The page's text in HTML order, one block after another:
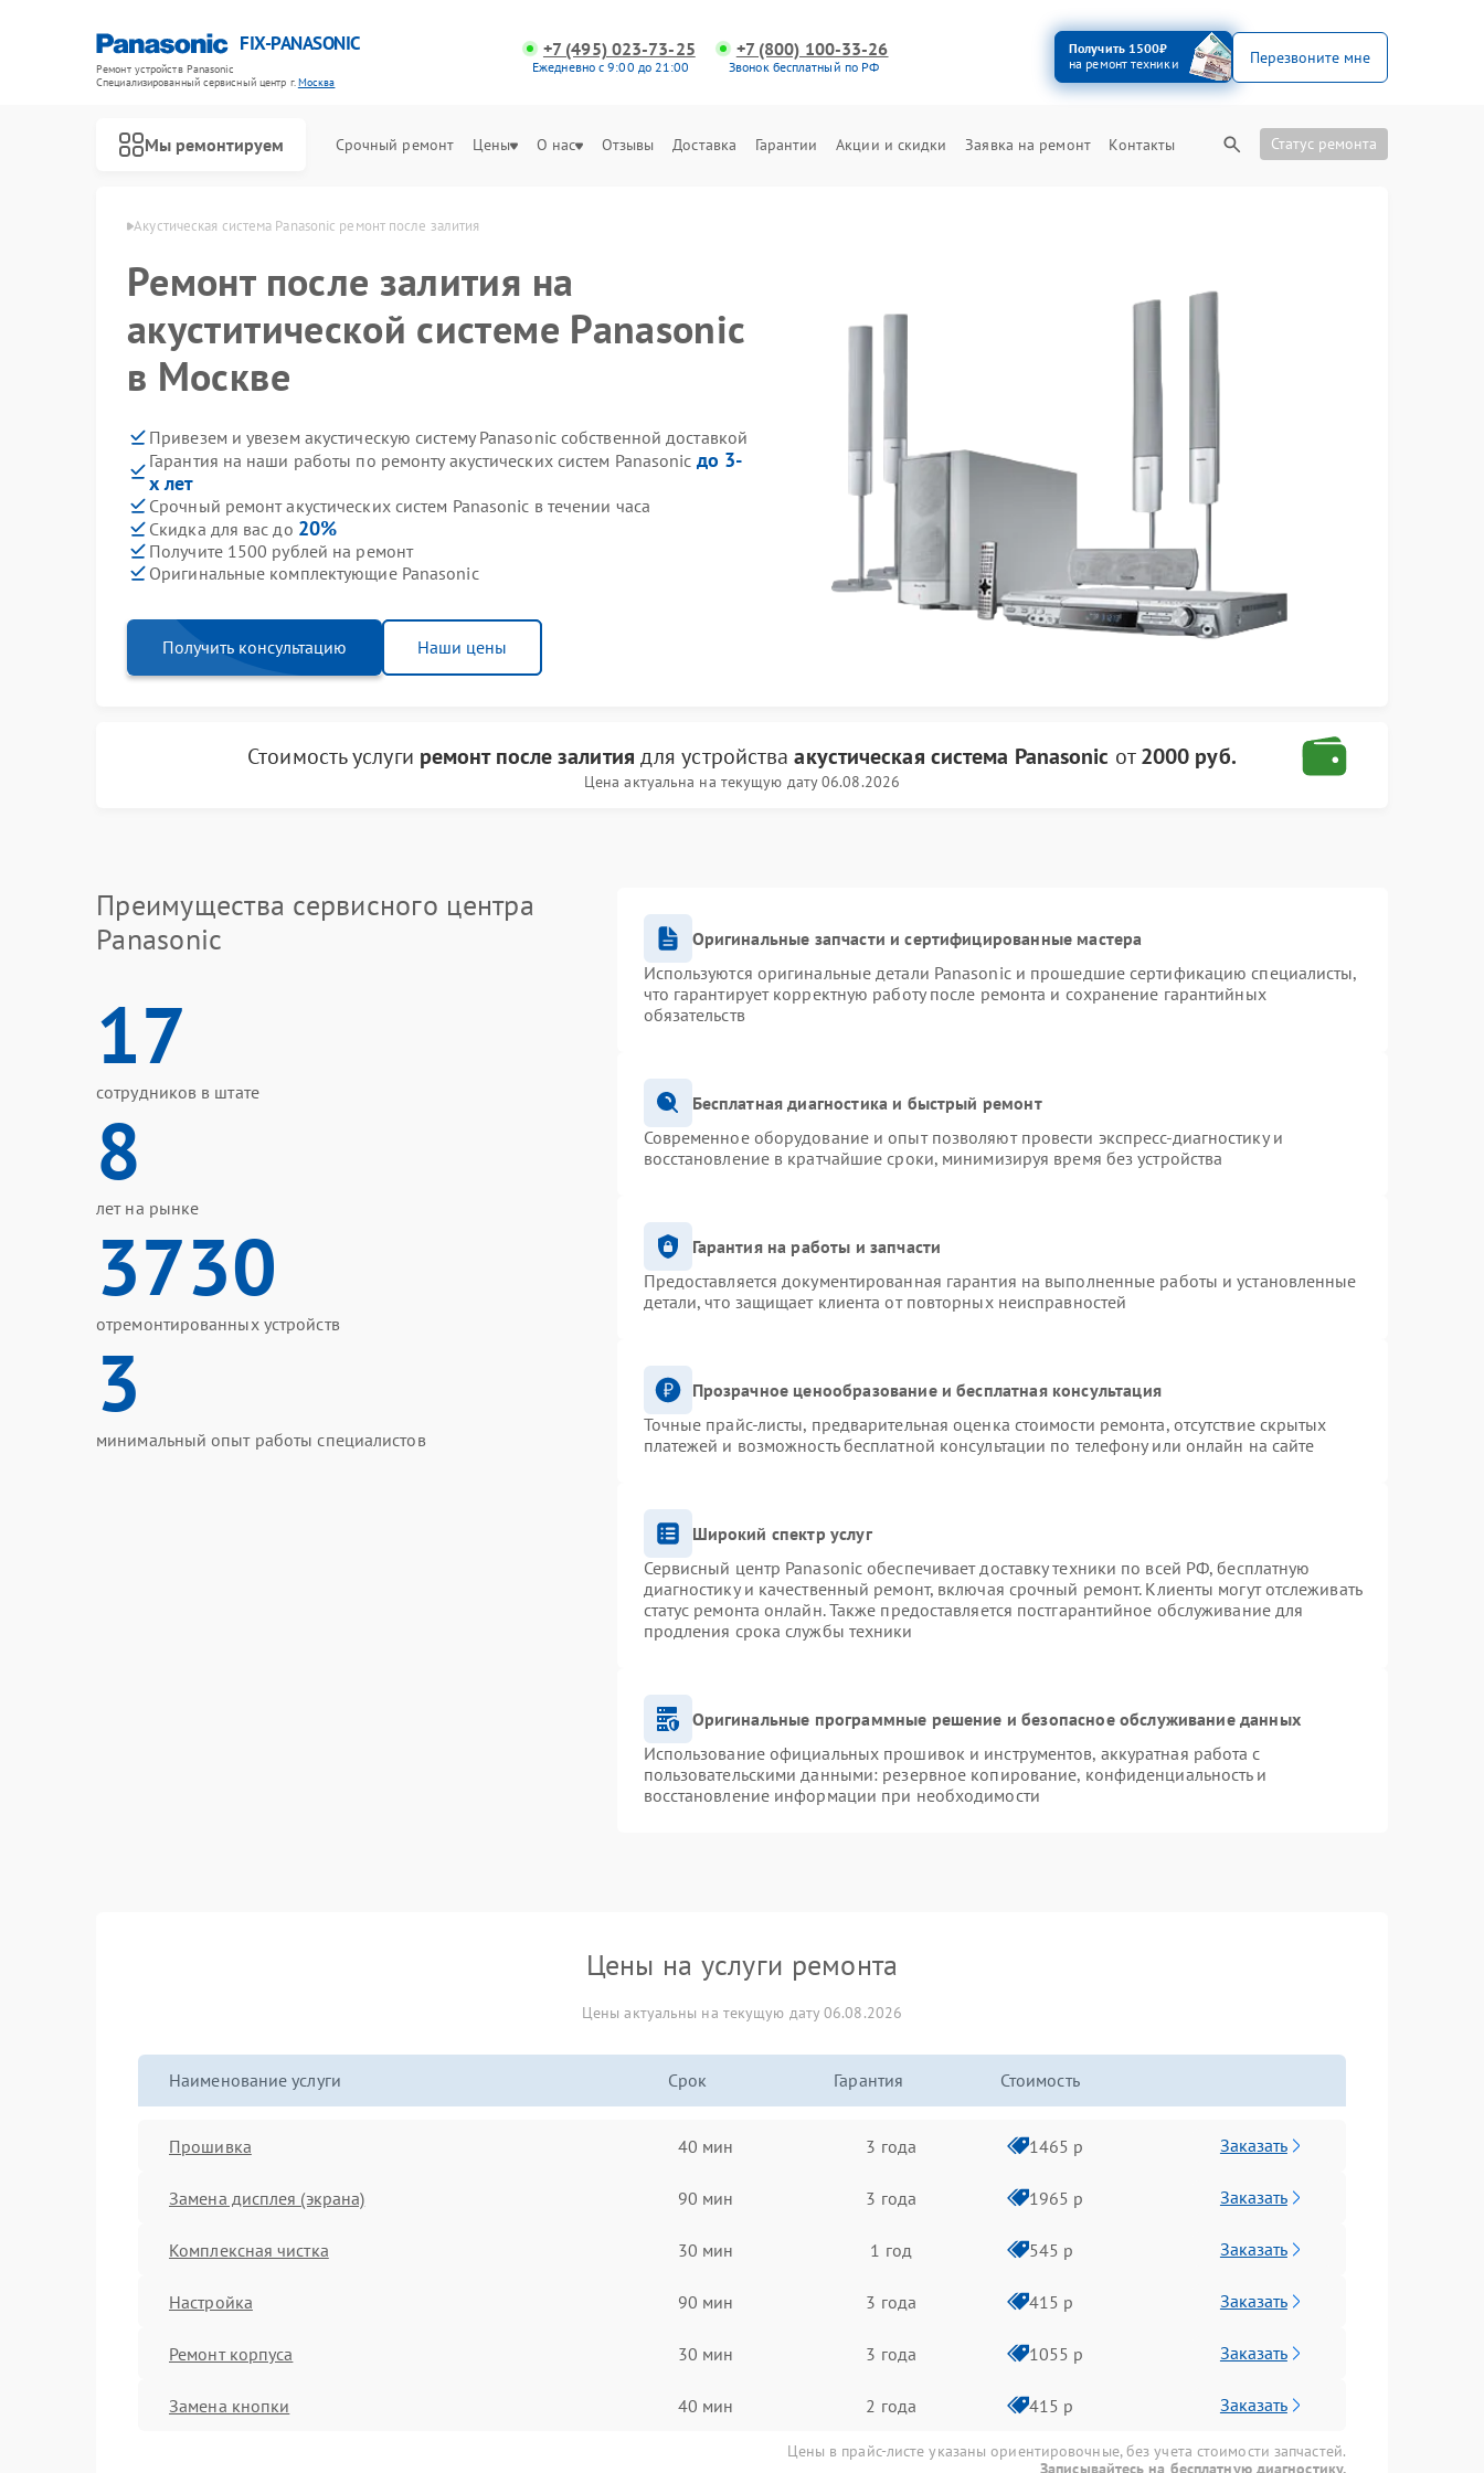
FIX-PANASONIC
Ремонт устройств Panasonic
Специализированный cервисный центр г.Москва
+7 (495) 023-73-25
Ежедневно с 9:00 до 21:00
+7 (800) 100-33-26
Звонок бесплатный по РФ
Получить 1500₽
на ремонт техники
Перезвоните мне
Мы ремонтируем Срочный ремонт Цены О нас Отзывы Доставка Гарантии Акции и скидки Заявка на ремонт Контакты Статус ремонта
Panasonic в Москве Акустическая система Panasonic ремонт после залития
Ремонт после залития на
акуститической системе Panasonic
в Москве
Привезем и увезем акустическую систему Panasonic собственной доставкой
Гарантия на наши работы по ремонту акустических систем Panasonic до 3-
х лет
Срочный ремонт акустических систем Panasonic в течении часа
Скидка для вас до 20%
Получите 1500 рублей на ремонт
Оригинальные комплектующие Panasonic
Получить консультацию Наши цены
Стоимость услуги ремонт после залития для устройстваакустическая система Panasonic от2000 руб.
Цена актуальна на текущую дату 06.08.2026
Преимущества сервисного центра
Panasonic
17
сотрудников в штате
8
лет на рынке
3730
отремонтированных устройств
3
минимальный опыт работы специалистов
Оригинальные запчасти и сертифицированные мастера
Используются оригинальные детали Panasonic и прошедшие сертификацию специалисты,
что гарантирует корректную работу после ремонта и сохранение гарантийных
обязательств
Бесплатная диагностика и быстрый ремонт
Современное оборудование и опыт позволяют провести экспресс-диагностику и
восстановление в кратчайшие сроки, минимизируя время без устройства
Гарантия на работы и запчасти
Предоставляется документированная гарантия на выполненные работы и установленные
детали, что защищает клиента от повторных неисправностей
Прозрачное ценообразование и бесплатная консультация
Точные прайс-листы, предварительная оценка стоимости ремонта, отсутствие скрытых
платежей и возможность бесплатной консультации по телефону или онлайн на сайте
Широкий спектр услуг
Сервисный центр Panasonic обеспечивает доставку техники по всей РФ, бесплатную
диагностику и качественный ремонт, включая срочный ремонт. Клиенты могут отслеживать
статус ремонта онлайн. Также предоставляется постгарантийное обслуживание для
продления срока службы техники
Оригинальные программные решение и безопасное обслуживание данных
Использование официальных прошивок и инструментов, аккуратная работа с
пользовательскими данными: резервное копирование, конфиденциальность и
восстановление информации при необходимости
Цены на услуги ремонта
Цены актуальны на текущую дату 06.08.2026
Наименование услуги Срок Гарантия Стоимость
Прошивка 40 мин 3 года 1465 р Заказать
Замена дисплея (экрана) 90 мин 3 года 1965 р Заказать
Комплексная чистка 30 мин 1 год 545 р Заказать
Настройка 90 мин 3 года 415 р Заказать
Ремонт корпуса 30 мин 3 года 1055 р Заказать
Замена кнопки 40 мин 2 года 415 р Заказать
Цены в прайс-листе указаны ориентировочные, без учета стоимости запчастей.
Записывайтесь на бесплатную диагностику.